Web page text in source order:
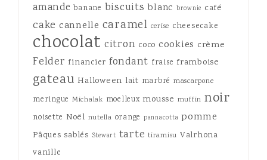
amande banane biscuits blanc brownie café
cake cannelle caramel cerise cheesecake
chocolat citron coco cookies crème
Felder financier fondant fraise framboise
gateau Halloween lait marbré mascarpone
meringue Michalak moelleux mousse muffin noir
noisette Noël nutella orange pannacotta pomme
Pâques sablés Stewart tarte tiramisu Valrhona
vanille